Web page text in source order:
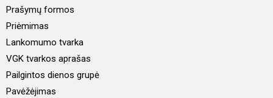
Prašymų formos
Priėmimas
Lankomumo tvarka
VGK tvarkos aprašas
Pailgintos dienos grupė
Pavėžėjimas